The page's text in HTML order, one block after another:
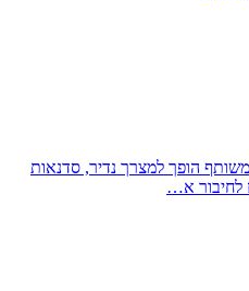
הופך למצרך נדיר, סדנאות
לחיבור א…